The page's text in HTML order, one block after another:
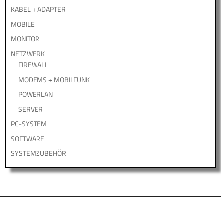
KABEL + ADAPTER
MOBILE
MONITOR
NETZWERK
FIREWALL
MODEMS + MOBILFUNK
POWERLAN
SERVER
PC-SYSTEM
SOFTWARE
SYSTEMZUBEHÖR